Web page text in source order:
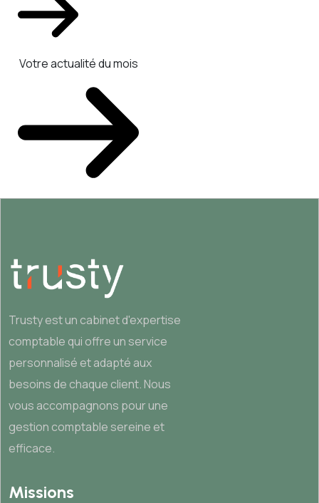
Votre actualité du mois
Trusty est un cabinet d'expertise
comptable qui offre un service
personnalisé et adapté aux
besoins de chaque client. Nous
vous accompagnons pour une
gestion comptable sereine et
efficace.
Missions